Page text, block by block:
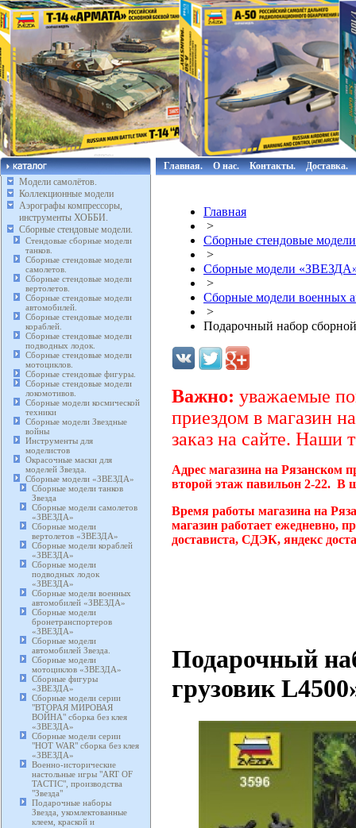
Модели самолётов.
Коллекционные модели
Аэрографы компрессоры,
инструменты ХОББИ.
Сборные стендовые модели.
Стендовые сборные модели
танков.
Сборные стендовые модели
самолетов.
Сборные стендовые модели
вертолетов.
Сборные стендовые модели
автомобилей.
Сборные стендовые модели
кораблей.
Сборные стендовые модели
подводных лодок.
Сборные стендовые модели
мотоциклов.
Сборные стендовые фигуры.
Сборные стендовые модели
локомотивов.
Сборные модели космической
техники
Сборные модели Звездные
войны
Инструменты для
моделистов
Окрасочные маски для
моделей Звезда.
Сборные модели «ЗВЕЗДА»
Сборные модели танков
Звезда
Сборные модели самолетов
«ЗВЕЗДА»
Сборные модели
вертолетов «ЗВЕЗДА»
Сборные модели кораблей
«ЗВЕЗДА»
Сборные модели
подводных лодок
«ЗВЕЗДА»
Сборные модели военных
автомобилей «ЗВЕЗДА»
Сборные модели
бронетранспортеров
«ЗВЕЗДА»
Сборные модели
автомобилей Звезда.
Сборные модели
мотоциклов «ЗВЕЗДА»
Сборные фигуры
«ЗВЕЗДА»
Сборные модели серии
"ВТОРАЯ МИРОВАЯ
ВОЙНА" сборка без клея
«ЗВЕЗДА»
Сборные модели серии
"HOT WAR" сборка без клея
«ЗВЕЗДА»
Военно-исторические
настольные игры "ART OF
TACTIC", производства
"Звезда"
Подарочные наборы
Звезда, укомлектованные
клеем, краской и
Главная. О нас. Контакты. Доставка.
Главная
>
Сборные стендовые
>
Сборные модели
>
Сборные модели военных
>
Подарочный набор
Важно: уважаемые
приездом в магазин
заказ на сайте. Наши
Адрес магазина на Рязанском
второй этаж павильон 2-22. В
Время работы магазина на
магазин работает ежедневно,
достависта, СДЭК, яндекс
Подарочный
грузовик